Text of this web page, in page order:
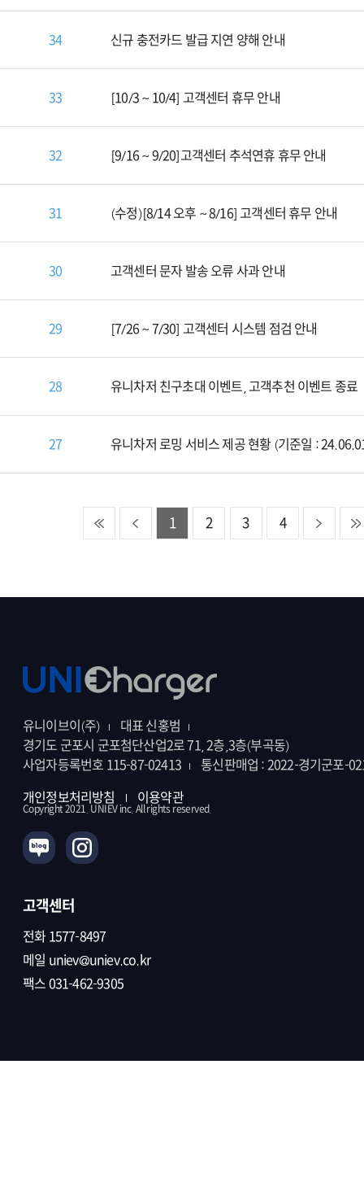
34 신규 충전카드 발급 지연 양해 안내
33 [10/3 ~ 10/4] 고객센터 휴무 안내
32 [9/16 ~ 9/20]고객센터 추석연휴 휴무 안내
31 (수정)[8/14 오후 ~ 8/16] 고객센터 휴무 안내
30 고객센터 문자 발송 오류 사과 안내
29 [7/26 ~ 7/30] 고객센터 시스템 점검 안내
28 유니차저 친구초대 이벤트, 고객추천 이벤트 종료
27 유니차저 로밍 서비스 제공 현황 (기준일 :
1 2 3 4
유니이브이(주)
대표 신홍범
경기도 군포시 군포첨단산업2로 71, 2층,3층(부곡동)
사업자등록번호 115-87-02413
통신판매업 : 2022-경기군포-
개인정보처리방침 이용약관
Copyright 2021. UNIEV inc. All rights reserved.
고객센터
전화 1577-8497
메일 uniev@uniev.co.kr
팩스 031-462-9305